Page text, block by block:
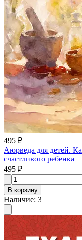
495 ₽
Аюрведа для детей.
счастливого ребенка
495 ₽
В корзину
Наличие: 3